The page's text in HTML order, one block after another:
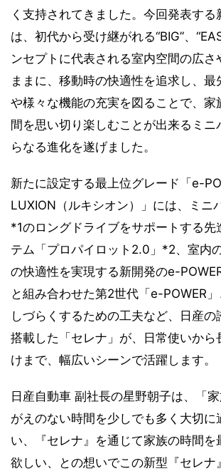
く支持されてきました。今回発表する
は、初代から受け継がれる“BIG”、
ンセプトに代表される室内空間の広さ
ままに、移動時の快適性を追求し、最
や様々な機能の充実を図ることで、家
間を思い切り楽しむことが出来るミニ
らなる進化を遂げました。
新たに設定する最上位グレード「e-
LUXION（ルキシオン）」には、ミニ
*1のロングドライブをサポートする先
テム「プロパイロット2.0」*2、室内
の快適性を実現する新開発のe-
と組み合わせた第2世代「e-POWER
しづらくするための工夫など、日産の
搭載した「セレナ」が、日常使いから
けまで、幅広いシーンで活躍します。
日産自動車 副社長の星野朝子は、「
がえのない時間を少しでも多く大切に
い、『セレナ』を通じて家族の時間を
欲しい、との想いでこの新型『セレナ